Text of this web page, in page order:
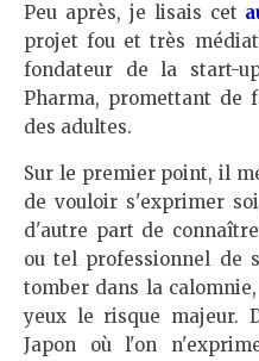
Peu après, je lisais cet
projet fou et très
fondateur de la start-
Pharma, promettant de
des adultes.
Sur le premier point, il
de vouloir s'exprimer
d'autre part de
ou tel professionnel de
tomber dans la
yeux le risque majeur.
Japon où l'on